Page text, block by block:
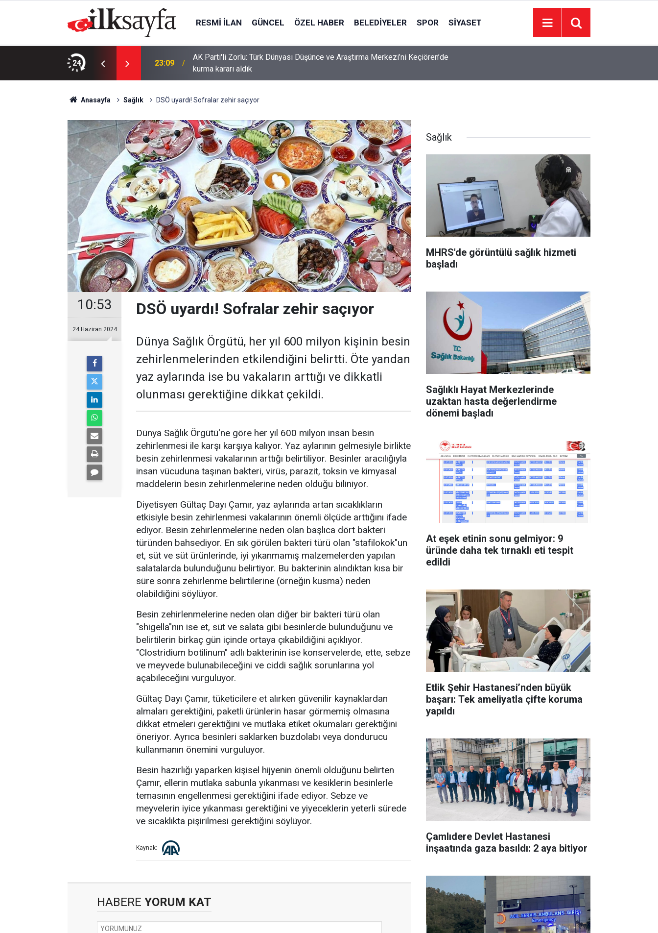
RESMI İLAN GÜNCEL ÖZEL HABER BELEDIYELER SPOR SIYASET
24
kavga: 4 yaralı 23:09
AK Parti'li Zorlu: Türk Dünyası Düşünce ve Araştırma Merkezi’ni Keçiören’de
kurma kararı aldık
Anasayfa Sağlık DSÖ uyardı! Sofralar zehir saçıyor
10:53
24 Haziran 2024
DSÖ uyardı! Sofralar zehir saçıyor
Dünya Sağlık Örgütü, her yıl 600 milyon kişinin besin
zehirlenmelerinden etkilendiğini belirtti. Öte yandan
yaz aylarında ise bu vakaların arttığı ve dikkatli
olunması gerektiğine dikkat çekildi.
Dünya Sağlık Örgütü'ne göre her yıl 600 milyon insan besin
zehirlenmesi ile karşı karşıya kalıyor. Yaz aylarının gelmesiyle birlikte
besin zehirlenmesi vakalarının arttığı belirtiliyor. Besinler aracılığıyla
insan vücuduna taşınan bakteri, virüs, parazit, toksin ve kimyasal
maddelerin besin zehirlenmelerine neden olduğu biliniyor.
Diyetisyen Gültaç Dayı Çamır, yaz aylarında artan sıcaklıkların
etkisiyle besin zehirlenmesi vakalarının önemli ölçüde arttığını ifade
ediyor. Besin zehirlenmelerine neden olan başlıca dört bakteri
türünden bahsediyor. En sık görülen bakteri türü olan "stafilokok"un
et, süt ve süt ürünlerinde, iyi yıkanmamış malzemelerden yapılan
salatalarda bulunduğunu belirtiyor. Bu bakterinin alındıktan kısa bir
süre sonra zehirlenme belirtilerine (örneğin kusma) neden
olabildiğini söylüyor.
Besin zehirlenmelerine neden olan diğer bir bakteri türü olan
"shigella"nın ise et, süt ve salata gibi besinlerde bulunduğunu ve
belirtilerin birkaç gün içinde ortaya çıkabildiğini açıklıyor.
"Clostridium botilinum" adlı bakterinin ise konservelerde, ette, sebze
ve meyvede bulunabileceğini ve ciddi sağlık sorunlarına yol
açabileceğini vurguluyor.
Gültaç Dayı Çamır, tüketicilere et alırken güvenilir kaynaklardan
almaları gerektiğini, paketli ürünlerin hasar görmemiş olmasına
dikkat etmeleri gerektiğini ve mutlaka etiket okumaları gerektiğini
öneriyor. Ayrıca besinleri saklarken buzdolabı veya dondurucu
kullanmanın önemini vurguluyor.
Besin hazırlığı yaparken kişisel hijyenin önemli olduğunu belirten
Çamır, ellerin mutlaka sabunla yıkanması ve kesiklerin besinlerle
temasının engellenmesi gerektiğini ifade ediyor. Sebze ve
meyvelerin iyice yıkanması gerektiğini ve yiyeceklerin yeterli sürede
ve sıcaklıkta pişirilmesi gerektiğini söylüyor.
Kaynak:
HABERE YORUM KAT
Sağlık
MHRS'de görüntülü sağlık hizmeti
başladı
Sağlıklı Hayat Merkezlerinde
uzaktan hasta değerlendirme
dönemi başladı
At eşek etinin sonu gelmiyor: 9
üründe daha tek tırnaklı eti tespit
edildi
Etlik Şehir Hastanesi’nden büyük
başarı: Tek ameliyatla çifte koruma
yapıldı
Çamlıdere Devlet Hastanesi
inşaatında gaza basıldı: 2 aya bitiyor